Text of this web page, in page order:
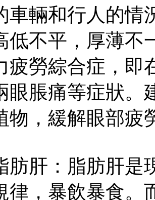
車輛和行人的情
低不平，厚薄不
疲勞綜合症，即
眼脹痛等症狀。
物，緩解眼部疲
：脂肪肝是現
律，暴飲暴食。